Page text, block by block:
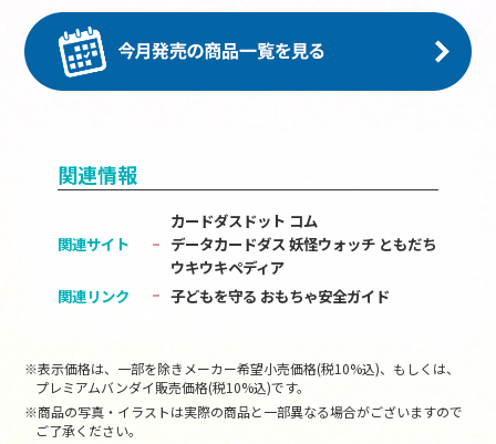
関連情報
関連サイト
カードダスドット コム
データカードダス 妖怪ウォッチ ともだち
ウキウキペディア
関連リンク
子どもを守る おもちゃ安全ガイド
※表示価格は、一部を除きメーカー希望小売価格(税10%込)、もしくは、
プレミアムバンダイ販売価格(税10%込)です。
※商品の写真・イラストは実際の商品と一部異なる場合がございますので
ご了承ください。